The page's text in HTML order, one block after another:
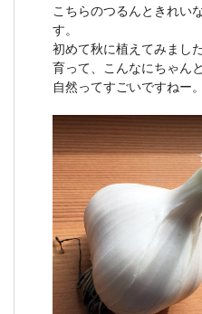
こちらのつるんときれい
す。
初めて秋に植えてみまし
育って、こんなにちゃん
自然ってすごいですねー。